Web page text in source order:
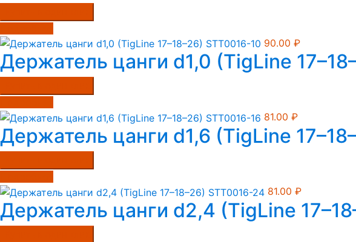
90.00 ₽
Держатель цанги d1,0 (TigLine
81.00 ₽
Держатель цанги d1,6 (TigLine
81.00 ₽
Держатель цанги d2,4 (TigLine